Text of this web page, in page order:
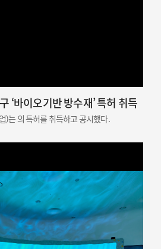
‘바이오기반 방수재’ 특허 취득
)는 의 특허를 취득하고 공시했다.